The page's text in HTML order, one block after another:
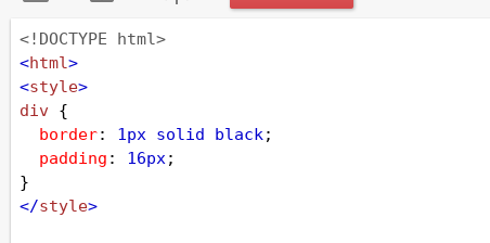
<!DOCTYPE html>
<html>
<style>
div {
border: 1px solid black;
padding : 16px;
}
</style>